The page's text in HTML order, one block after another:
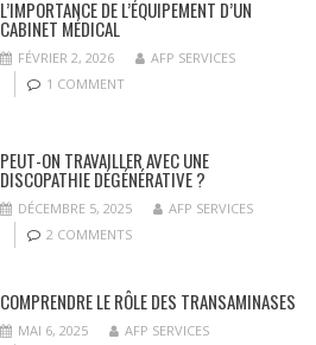
L’IMPORTANCE DE L’ÉQUIPEMENT D’UN
CABINET MÉDICAL
FÉVRIER 2, 2026
AFP SERVICES
1 COMMENT
PEUT-ON TRAVAILLER AVEC UNE
DISCOPATHIE DÉGÉNÉRATIVE ?
DÉCEMBRE 5, 2025
AFP SERVICES
2 COMMENTS
COMPRENDRE LE RÔLE DES TRANSAMINASES
MAI 6, 2025
AFP SERVICES